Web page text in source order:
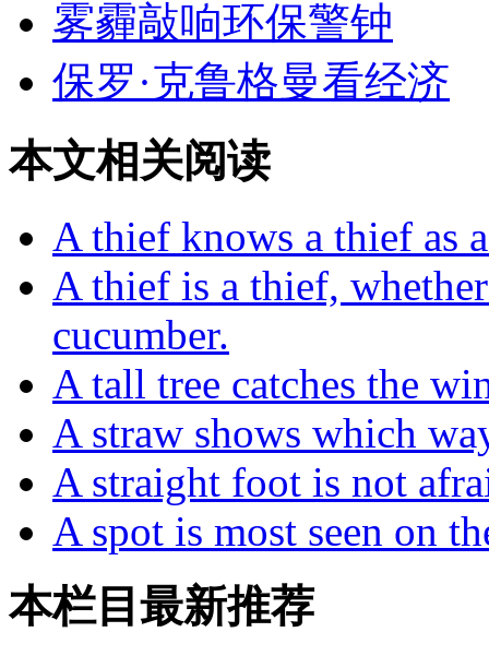
雾霾敲响环保警钟
保罗·克鲁格曼看经济
本文相关阅读
A thief knows a thief as
A thief is a thief,
cucumber.
A tall tree catches the
A straw shows which
A straight foot is not
A spot is most seen on
本栏目最新推荐